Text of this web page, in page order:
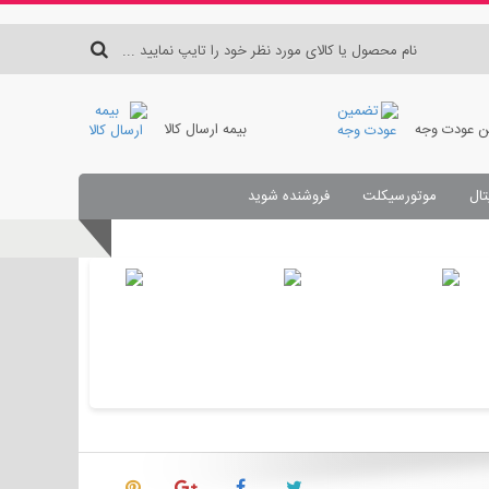
عودت وجه بیمه ارسال کالا
موتورسیکلت
فروشنده شوید